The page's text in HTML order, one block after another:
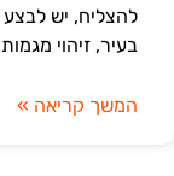
להצליח, יש לבצע
בעיר, זיהוי
המשך קריאה »